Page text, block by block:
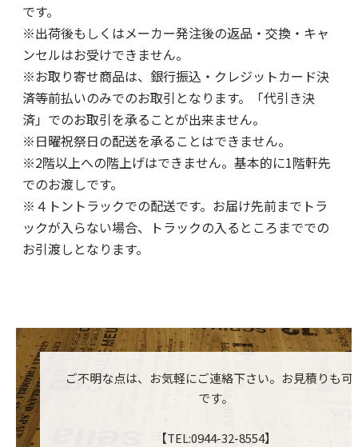
です。
※出荷後もしくはメーカー発注後の返品・交換・キャ
ンセルはお受けできません。
※お取り寄せ商品は、銀行振込・クレジットカード決
済等前払いのみでのお取引となります。「代引き決
済」でのお取引を承ることが出来ません。
※日曜祝祭日の配送を承ることはできません。
※2階以上への階上げはできません。基本的に1階軒先
でのお渡しです。
※４トントラックでの配送です。お届け先前までトラ
ックが入らない場合、トラックの入るところまででの
お引渡しとなります。
ご不明な点は、お気軽にご連絡下さい。お見積りも可
です。
【TEL:0944-32-8554】